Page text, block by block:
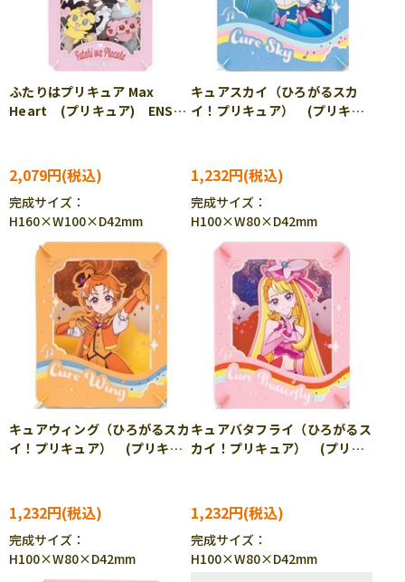
ふたりはプリキュア Max
Heart (プリキュア) ENS-
2,079円
完成サイズ：
H160×W100×D42mm
キュアスカイ（ひろがるスカ
イ！プリキュア） (プリキュ
1,232円
完成サイズ：
H100×W80×D42mm
キュアウィング（ひろがるスカ
イ！プリキュア） (プリキュ
1,232円
完成サイズ：
H100×W80×D42mm
キュアバタフライ（ひろがるス
カイ！プリキュア） (プリキ
1,232円
完成サイズ：
H100×W80×D42mm